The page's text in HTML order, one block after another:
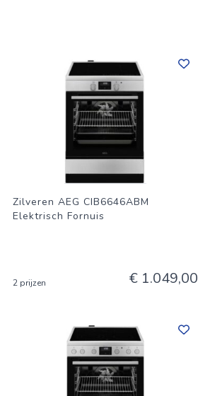
Zilveren AEG CIB6646ABM
Elektrisch Fornuis
2 prijzen € 1.049,00